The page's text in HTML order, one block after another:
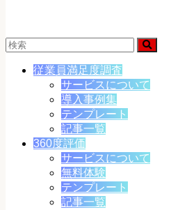
従業員満足度調査
サービスについて
導入事例集
テンプレート
記事一覧
360度評価
サービスについて
無料体験
テンプレート
記事一覧